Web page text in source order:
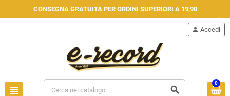
CONSEGNA GRATUITA PER ORDINI SUPERIORI A 19,90
view_headline search
person Accedi
0